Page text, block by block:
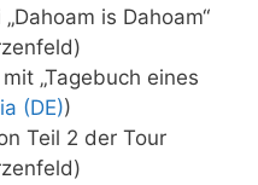
is Dahoam“
„Tagebuch eines
(DE))
Teil 2 der Tour